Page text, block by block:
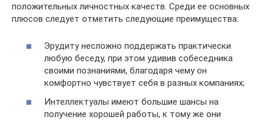
положительных личностных качеств. Среди ее основных
плюсов следует отметить следующие преимущества:
Эрудиту несложно поддержать практически
любую беседу, при этом удивив собеседника
своими познаниями, благодаря чему он
комфортно чувствует себя в разных компаниях;
Интеллектуалы имеют большие шансы на
получение хорошей работы, к тому же они